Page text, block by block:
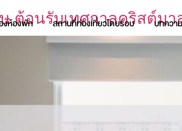
งห้องพัก สถานที่ท่องเที่ยวโดยรอบ บทความ
ต้อนรับเทศกาลคริสต์มา